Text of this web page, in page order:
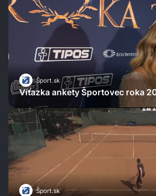
Šport.sk
Víťazka ankety Športovec roka
Šport.sk